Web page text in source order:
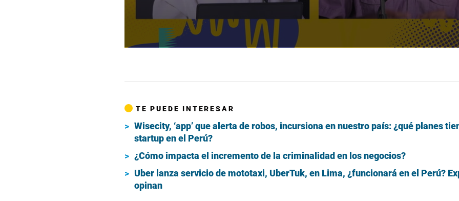
minute,
90%TE PUEDE INTERESAR
Wisecity, ‘app’ que alerta de robos, incursiona en nuestro país: ¿qué planes
startup en el Perú?
¿Cómo impacta el incremento de la criminalidad en los negocios?
Uber lanza servicio de mototaxi, UberTuk, en Lima, ¿funcionará en el Perú?
opinan